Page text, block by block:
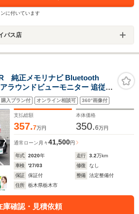
に付いています
パス店
純正メモリナビ Bluetooth
ラウンドビューモニター 追従式
ザーシート パワーシート シート
フト 衝突被害軽減システム
購入プラン付 オンライン相談可 360°画像付
支払総額
357.7万円
本体価格
350.6万円
通常ローン 月々41,500円
年式 2020年 走行 3.2万km
車検
'27/03 修復
なし
保証
保証付 整備
法定整備付
住所
栃木県栃木市
庫確認・見積依頼